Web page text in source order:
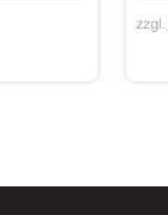
zzgl.